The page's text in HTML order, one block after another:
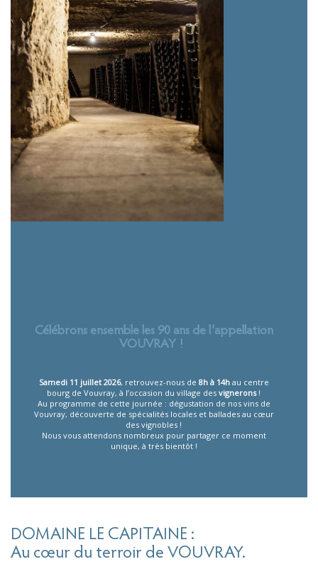
Nos fûts
Célébrons ensemble les 90 ans de l’appellation
VOUVRAY !
Samedi 11 juillet 2026, retrouvez-nous de 8h à 14hau centre
bourg de Vouvray, à l’occasion du village desvignerons !
Au programme de cette journée : dégustation de nos vins de
Vouvray, découverte de spécialités locales et ballades au cœur
des vignobles !
Nous vous attendons nombreux pour partager ce moment
unique, à très bientôt !
DOMAINE LE CAPITAINE :
Au cœur du terroir de VOUVRAY.